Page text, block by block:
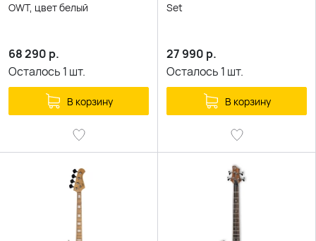
OWT, цвет белый
68 290 р.
Осталось 1 шт.
В корзину
Set
27 990 р.
Осталось 1 шт.
В корзину